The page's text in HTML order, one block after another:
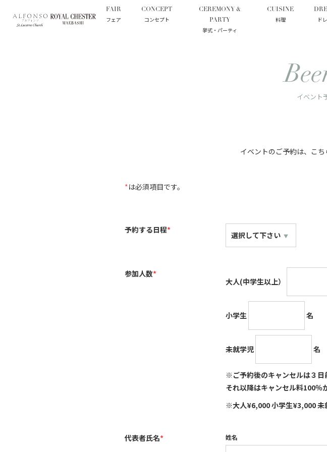
FAIR
フェア
CONCEPT
コンセプト
CEREMONY &
PARTY
挙式・パーティ
CUISINE
料理 ド
トップ イベント予約 ビアフェスタ
イベント
イベントのご予約は、 こ
*は必須項目です。
予約する日程*
参加人数*
大人(中学生以上）
小学生 名
未就学児 名
※ご予約後のキャンセルは３日
それ以降はキャンセル料100％
※大人¥6,000 小学生¥3,000 未
代表者氏名* 姓名